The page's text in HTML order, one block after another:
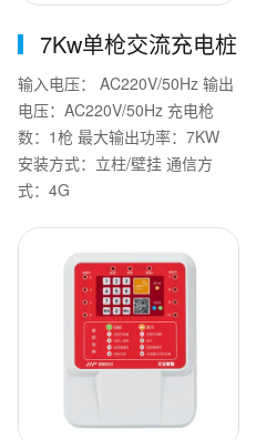
7Kw单枪交流充电桩
输入电压： AC220V/50Hz 输出
电压：AC220V/50Hz 充电枪
数：1枪 最大输出功率：7KW
安装方式：立柱/壁挂 通信方
式：4G